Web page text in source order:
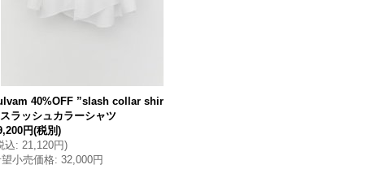
40%OFF ”slash collar shir
ラッシュカラーシャツ
円(税別)
込: 21,120円)
小売価格: 32,000円